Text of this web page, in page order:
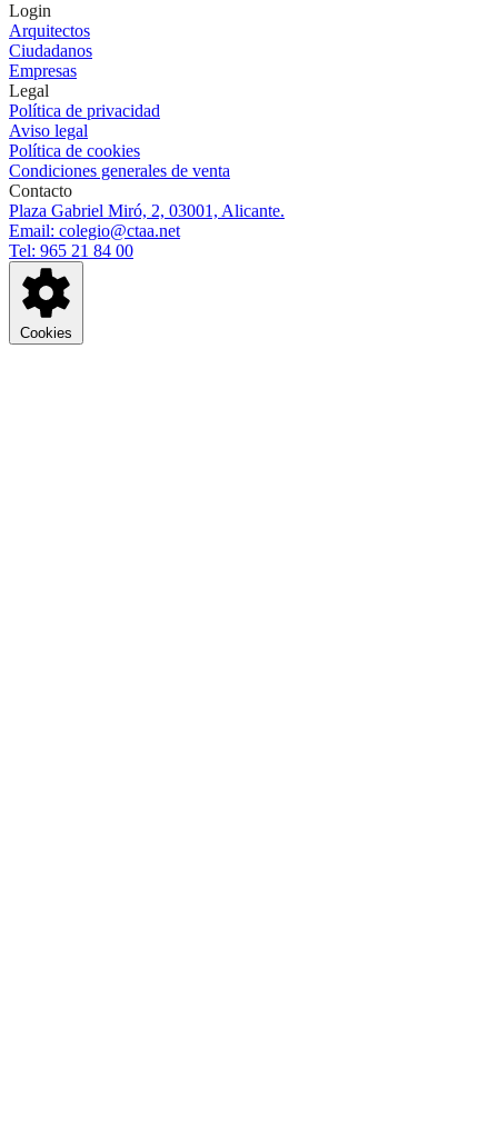
Login
Arquitectos
Ciudadanos
Empresas
Legal
Política de privacidad
Aviso legal
Política de cookies
Condiciones generales de venta
Contacto
Plaza Gabriel Miró, 2, 03001, Alicante.
Email: colegio@ctaa.net
Tel: 965 21 84 00
Cookies